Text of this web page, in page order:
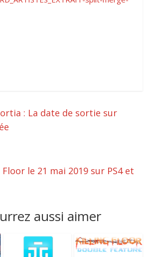
: La date de sortie sur
le 21 mai 2019 sur PS4 et
aussi aimer